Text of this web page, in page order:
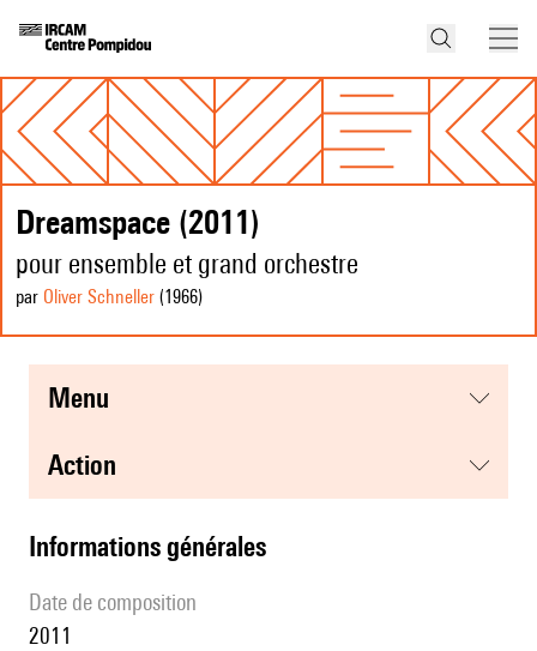
Dreamspace (2011)
pour ensemble et grand orchestre
par Oliver Schneller (1966)
menu
action
informations générales
date de composition
2011